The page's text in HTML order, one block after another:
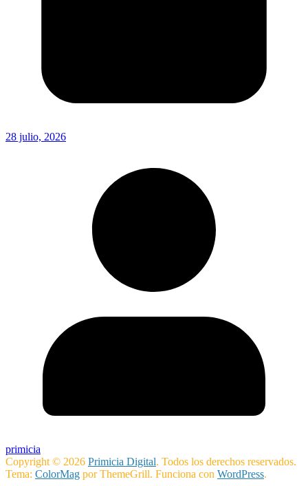
28 julio, 2026
primicia
Copyright © 2026 Primicia Digital. Todos los derechos reservados.
Tema: ColorMag por ThemeGrill. Funciona con WordPress.